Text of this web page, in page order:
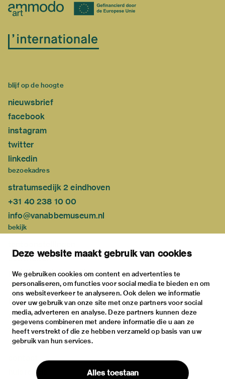
Deze website maakt gebruik van cookies
We gebruiken cookies om content en advertenties te
personaliseren, om functies voor social media te bieden en om
ons websiteverkeer te analyseren. Ook delen we informatie
over uw gebruik van onze site met onze partners voor social
media, adverteren en analyse. Deze partners kunnen deze
gegevens combineren met andere informatie die u aan ze
heeft verstrekt of die ze hebben verzameld op basis van uw
gebruik van hun services.
Alles toestaan
blijf op de hoogte
nieuwsbrief
facebook
instagram
twitter
linkedin
bezoekadres
stratumsedijk 2 eindhoven
+31 40 238 10 00
info@vanabbemuseum.nl
bekijk
activiteiten
praktische informatie
over
het museum
de collectie
fondsen & partners
huisregels